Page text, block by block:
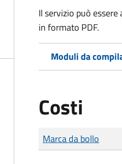
Il servizio può
in formato PDF.
Moduli da
Costi
Tipo di pagamento
Importo
Marca da bollo